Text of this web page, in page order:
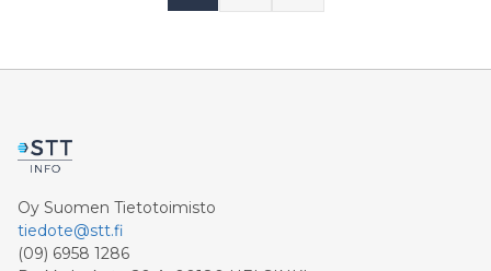
Oy Suomen Tietotoimisto
tiedote@stt.fi
(09) 6958 1286